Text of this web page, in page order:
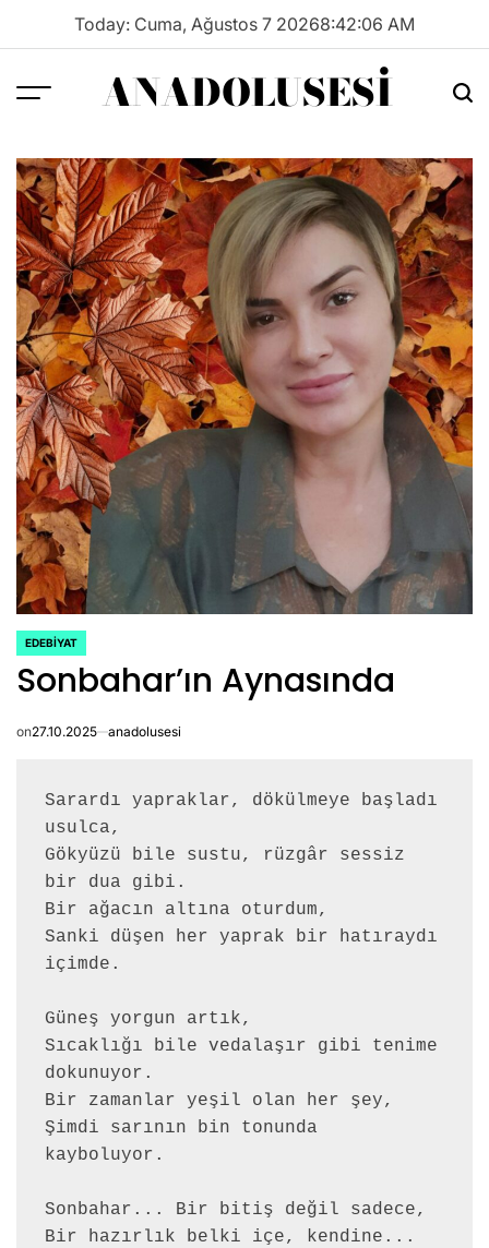
Today: Cuma, Ağustos 7 20268:42:06 AM
Menu ANADOLUSESI
POSTED
IN
EDEBIYAT
Sonbahar’ın Aynasında
on27.10.2025 anadolusesi
Sarardı yapraklar, dökülmeye başladı
usulca,
Gökyüzü bile sustu, rüzgâr sessiz
bir dua gibi.
Bir ağacın altına oturdum,
Sanki düşen her yaprak bir hatıraydı
içimde.
Güneş yorgun artık,
Sıcaklığı bile vedalaşır gibi tenime
dokunuyor.
Bir zamanlar yeşil olan her şey,
Şimdi sarının bin tonunda
kayboluyor.
Sonbahar... Bir bitiş değil sadece,
Bir hazırlık belki içe, kendine...